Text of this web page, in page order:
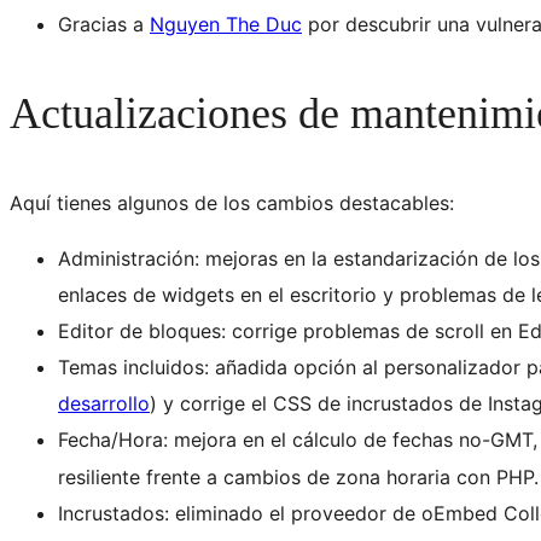
Gracias a Nguyen The Duc por descubrir una
Actualizaciones de
Aquí tienes algunos de los cambios destacables:
Administración: mejoras en la estandarización de
enlaces de widgets en el escritorio y problemas
Editor de bloques: corrige problemas de scroll en
Temas incluidos: añadida opción al personalizador
desarrollo) y corrige el CSS de incrustados de
Fecha/Hora: mejora en el cálculo de fechas no-
resiliente frente a cambios de zona horaria con PHP.
Incrustados: eliminado el proveedor de oEmbed